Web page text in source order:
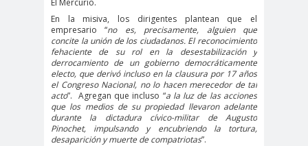
#InformarNoEs
Delito
ensa
#MediosNoSexi
stas
#Mega
#Megame
dia
#noticia
s
#Noticias #Asamblea
El Mercurio.
En la misiva, los dirigentes plantean que el
empresario “no es, precisamente, alguien que
concite la unión de los ciudadanos. El reconocimiento
fehaciente de su rol en la desestabilización y
derrocamiento de un gobierno democráticamente
electo, que derivó incluso en la clausura por 17 años
el Congreso Nacional, no lo hacen merecedor de tal
acto”. Agregan que incluso “a la luz de las acciones
que los medios de su propiedad llevaron adelante
durante la dictadura cívico-militar de Augusto
Pinochet, impulsando y encubriendo la tortura,
desaparición y muerte de compatriotas”.